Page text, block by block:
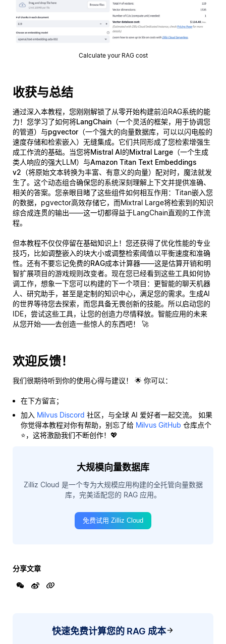
Calculate your RAG cost
收获与总结
通过深入本教程，您刚刚解锁了从零开始构建前沿RAG系统的能
力！您学习了如何将LangChain （一个灵活的框架，用于协调您
的管道）与pgvector （一个强大的向量数据库，可以以闪电般的
速度存储和检索嵌入）无缝集成。它们共同形成了您检索增强生
成工作流的基础。当您将Mistral AI的Mixtral Large （一个生成
类人响应的强大LLM）与Amazon Titan Text Embeddings
v2 （将原始文本转换为丰富、有意义的向量）配对时，魔法就发
生了。这个动态组合确保您的系统深刻理解上下文并提供准确、
相关的答案。您亲眼目睹了这些组件如何相互作用：Titan嵌入您
的数据，pgvector高效存储它，而Mixtral Large将检索到的知识
综合成连贯的输出——这一切都得益于LangChain直观的工作流
程。
但本教程不仅仅停留在基础知识上！您还获得了优化性能的专业
技巧，比如调整嵌入的块大小或调整检索阈值以平衡速度和准确
性。还有不要忘记免费的RAG成本计算器——这是估算开销和明
智扩展项目的游戏规则改变者。现在您已经看到这些工具如何协
调工作，想象一下您可以构建的下一个项目：更智能的聊天机器
人、研究助手，甚至是定制的知识中心，满足您的需求。生成AI
的世界等待您去探索，而您具备无畏创新的技能。所以启动您的
IDE，尝试这些工具，让您的创造力尽情释放。智能应用的未来
从您开始——去创造一些惊人的东西吧！ 🚀
欢迎反馈！
我们很期待听到你的使用心得与建议！ 🌟 你可以：
在下方留言；
加入 Milvus Discord 社区，与全球 AI 爱好者一起交流。 如果
你觉得本教程对你有帮助，别忘了给 Milvus GitHub 仓库点个
⭐，这将激励我们不断创作！💖
大规模向量数据库
Zilliz Cloud 是一个专为大规模应用构建的全托管向量数据
库，完美适配您的 RAG 应用。
免费试用 Zilliz Cloud
分享文章
快速免费计算您的 RAG 成本